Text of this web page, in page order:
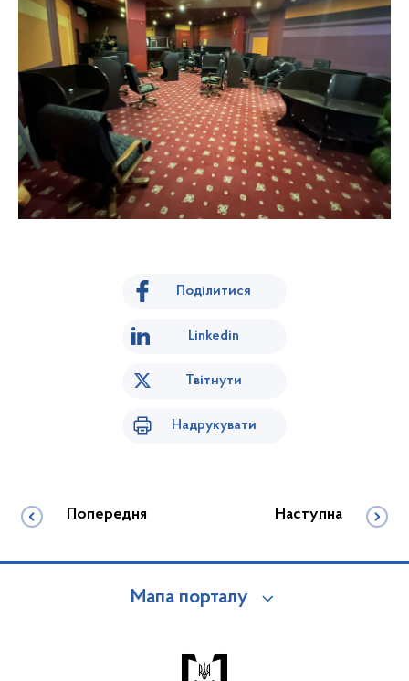
Поділитися
Linkedin
Твітнути
Надрукувати
Попередня Наступна
Мапа порталу